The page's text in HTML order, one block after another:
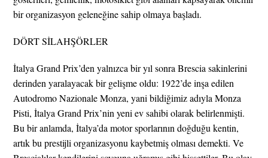
bir organizasyon geleneğine sahip olmaya başladı.
DÖRT SİLAHŞÖRLER
İtalya Grand Prix’den yalnızca bir yıl sonra Brescia sakinlerini
derinden yaralayacak bir gelişme oldu: 1922’de inşa edilen
Autodromo Nazionale Monza, yani bildiğimiz adıyla Monza
Pisti, İtalya Grand Prix’nin yeni ev sahibi olarak belirlenmişti.
Bu bir anlamda, İtalya’da motor sporlarının doğduğu kentin,
artık bu prestijli organizasyonu kaybetmiş olması demekti. Ve